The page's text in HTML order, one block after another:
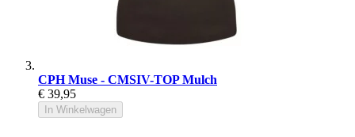
CPH Muse - CMSIV-TOP Mulch
€ 39,95
In Winkelwagen